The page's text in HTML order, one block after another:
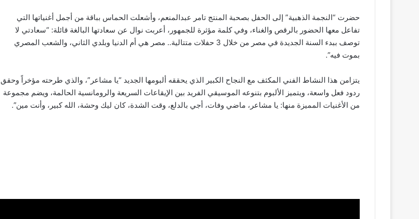
حضرت “النجمة الذهبية” إلى الحفل بصحبة المنتج تامر عبدالمنعم، وأشعلت الحماس بباقة من أجمل أغنياتها التي
تفاعل معها الحضور بالرقص والغناء، وفي كلمة مؤثرة للجمهور، أعربت نوال عن سعادتها البالغة قائلة: “سعادتي لا
توصف ببدء السنة الجديدة في مصر من خلال 3 حفلات متتالية.. مصر هي أم الدنيا وبلدي الثاني، والشعب المصري
بموت فيه”.
يتزامن هذا النشاط الفني المكثف مع النجاح الكبير الذي يحققه ألبومها الجديد “يا مشاعر”، والذي طرحته مؤخراً وحقق
ردود فعل واسعة، ويتميز الألبوم بتنوعه الموسيقي الفريد بين الإيقاعات السريعة والرومانسية الحالمة، ويضم مجموعة
من الأغنيات المميزة منها: يا مشاعر، ماضي وفات، أجي بالدلع، وقت الشدة، كان ليك وحشة، الله كبير، وأنت مين”.